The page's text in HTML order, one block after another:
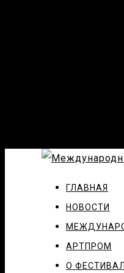
ГЛАВНАЯ
НОВОСТИ
АРТПРОМ
О